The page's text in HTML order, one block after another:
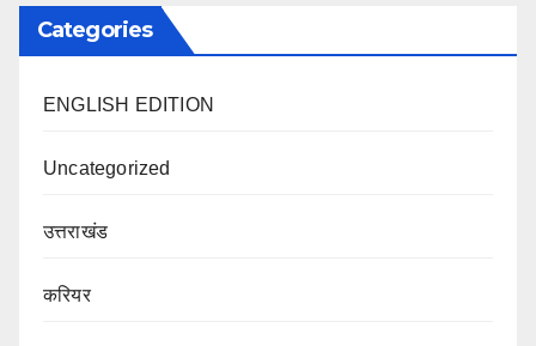
Categories
ENGLISH EDITION
Uncategorized
उत्तराखंड
करियर